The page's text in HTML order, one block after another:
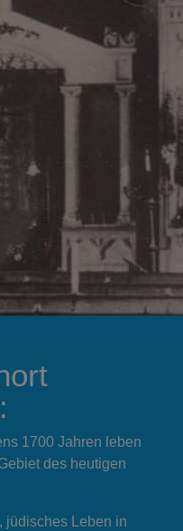
1700 Jahren leben
des heutigen
jüdisches Leben in